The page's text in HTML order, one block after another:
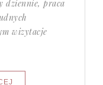
dziennie, praca
wizytacje